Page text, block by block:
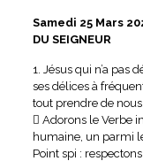
Samedi 25 Mars
DU SEIGNEUR
1. Jésus qui n’a pas
ses délices à
tout prendre de nous.
 Adorons le Verbe
humaine, un parmi
Point spi :